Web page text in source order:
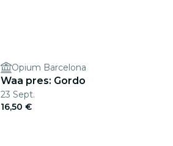
Opium Barcelona
Waa pres: Gordo
23 Sept.
16,50 €